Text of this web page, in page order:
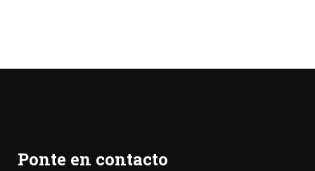
Ponte en contacto